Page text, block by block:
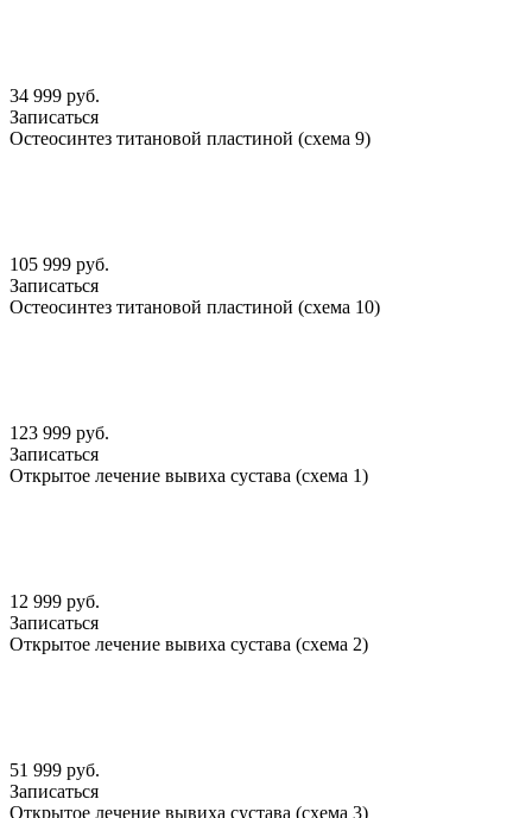
34 999 руб.
Записаться
Остеосинтез титановой пластиной (схема 9)
105 999 руб.
Записаться
Остеосинтез титановой пластиной (схема 10)
123 999 руб.
Записаться
Открытое лечение вывиха сустава (схема 1)
12 999 руб.
Записаться
Открытое лечение вывиха сустава (схема 2)
51 999 руб.
Записаться
Открытое лечение вывиха сустава (схема 3)